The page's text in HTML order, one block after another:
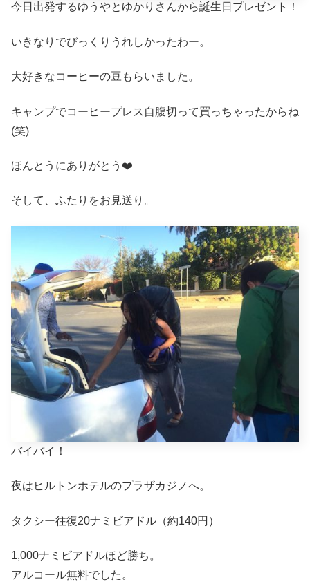
今日出発するゆうやとゆかりさんから誕生日プレゼント！
いきなりでびっくりうれしかったわー。
大好きなコーヒーの豆もらいました。
キャンプでコーヒープレス自腹切って買っちゃったからね
(笑)
ほんとうにありがとう❤️
そして、ふたりをお見送り。
バイバイ！
夜はヒルトンホテルのプラザカジノへ。
タクシー往復20ナミビアドル（約140円）
1,000ナミビアドルほど勝ち。
アルコール無料でした。